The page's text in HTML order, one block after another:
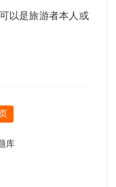
以是旅游者本人或
库